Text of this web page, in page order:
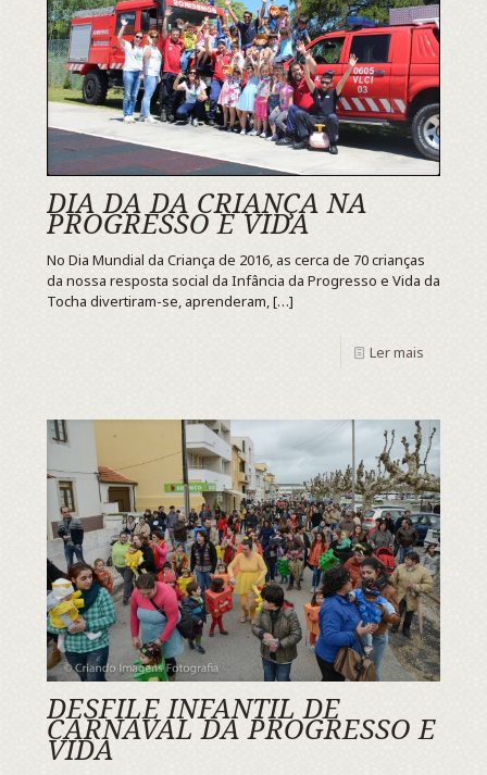
DIA DA DA CRIANÇA NA
PROGRESSO E VIDA
No Dia Mundial da Criança de 2016, as cerca de 70 crianças
da nossa resposta social da Infância da Progresso e Vida da
Tocha divertiram-se, aprenderam,[…]
Ler mais
DESFILE INFANTIL DE
CARNAVAL DA PROGRESSO E
VIDA